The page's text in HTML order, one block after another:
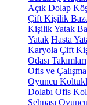
Açık Dolap
Çift Kişilik
Kişilik Yatak
Yatak Hasta
Karyola Çift
Odası Takımları
Ofis ve
Oyuncu
Dolabı Ofis
Sehpası